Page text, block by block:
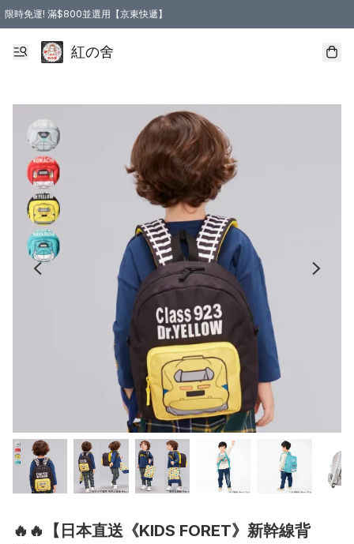
限時免運! 滿$800並選用【京東快遞】
紅の舍
🔥🔥【日本直送《KIDS FORET》新幹線背